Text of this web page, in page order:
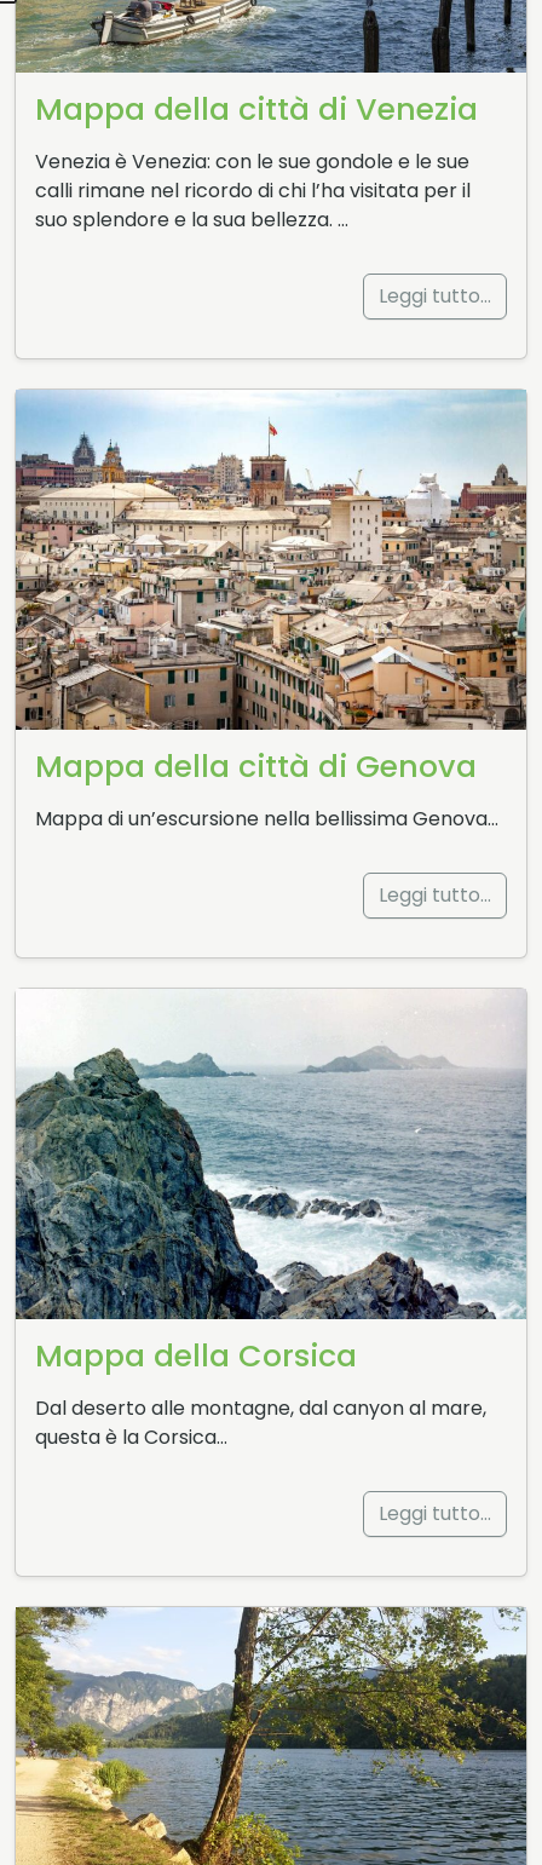
Mappa della città di Venezia
Venezia è Venezia: con le sue gondole e le sue
calli rimane nel ricordo di chi l’ha visitata per il
suo splendore e la sua bellezza. …
Leggi tutto…
Mappa della città di Genova
Mappa di un’escursione nella bellissima Genova…
Leggi tutto…
Mappa della Corsica
Dal deserto alle montagne, dal canyon al mare,
questa è la Corsica…
Leggi tutto…